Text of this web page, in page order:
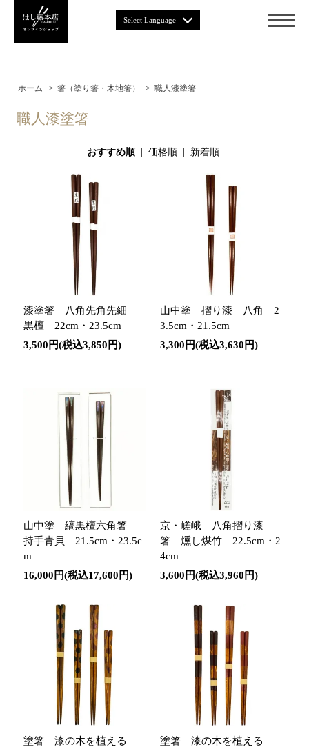
Select Language
ホーム > 箸（塗り箸・木地箸） > 職人漆塗箸
職人漆塗箸
おすすめ順| 価格順| 新着順
漆塗箸 八角先角先細
黒檀 22cm・23.5cm
3,500円(税込3,850円)
山中塗 摺り漆 八角 2
3.5cm・21.5cm
3,300円(税込3,630円)
山中塗 縞黒檀六角箸
持手青貝 21.5cm・23.5c
m
16,000円(税込17,600円)
京・嵯峨 八角摺り漆
箸 燻し煤竹 22.5cm・2
4cm
3,600円(税込3,960円)
塗箸 漆の木を植える
塗箸 漆の木を植える